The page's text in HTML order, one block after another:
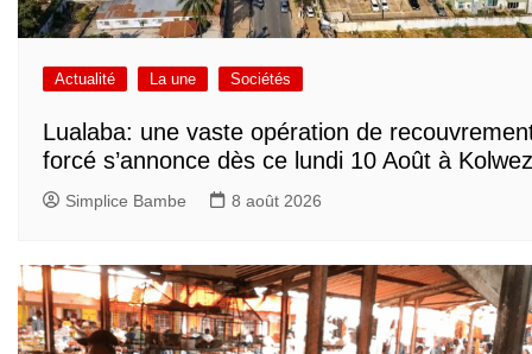
Actualité La une Sociétés
Lualaba: une vaste opération de
forcé s’annonce dès ce lundi 10 Août à
Simplice Bambe 8 août 2026